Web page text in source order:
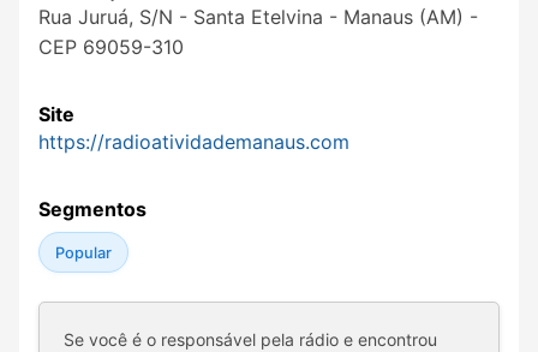
Rua Juruá, S/N - Santa Etelvina - Manaus (AM) -
CEP 69059-310
Site
https://radioatividademanaus.com
Segmentos
Popular
Se você é o responsável pela rádio e encontrou